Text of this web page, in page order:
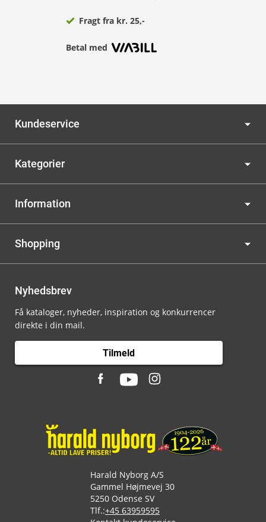
Fragt fra kr. 25,-
Betal med
Kundeservice
Kategorier
Information
Shopping
Nyhedsbrev
Få kataloger, nyheder, inspiration og konkurrencer
direkte i din mail.
Tilmeld
Harald Nyborg A/S
Gammel Højmevej 30
5250 Odense SV
Tlf.:+45 63959595